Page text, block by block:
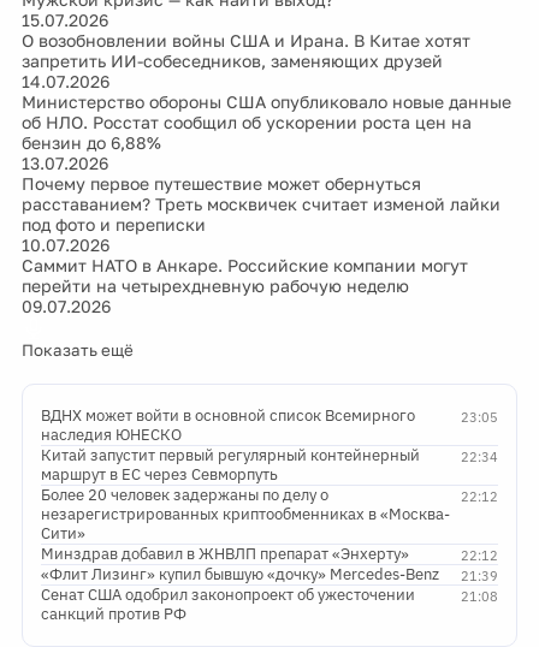
15.07.2026
О возобновлении войны США и Ирана. В Китае хотят
запретить ИИ-собеседников, заменяющих друзей
14.07.2026
Министерство обороны США опубликовало новые данные
об НЛО. Росстат сообщил об ускорении роста цен на
бензин до 6,88%
13.07.2026
Почему первое путешествие может обернуться
расставанием? Треть москвичек считает изменой лайки
под фото и переписки
10.07.2026
Саммит НАТО в Анкаре. Российские компании могут
перейти на четырехдневную рабочую неделю
09.07.2026
Показать ещё
23:05
ВДНХ может войти в основной список Всемирного
наследия ЮНЕСКО
22:34
Китай запустит первый регулярный контейнерный
маршрут в ЕС через Севморпуть
22:12
Более 20 человек задержаны по делу о
незарегистрированных криптообменниках в «Москва-
Сити»
22:12
Минздрав добавил в ЖНВЛП препарат «Энхерту»
21:39
«Флит Лизинг» купил бывшую «дочку» Mercedes-Benz
21:08
Сенат США одобрил законопроект об ужесточении
санкций против РФ